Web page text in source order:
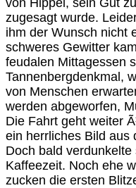
von Hippel, sein Gut
zugesagt wurde.
ihm der Wunsch nicht
schweres Gewitter
feudalen Mittagessen
Tannenbergdenkmal,
von Menschen
werden abgeworfen,
Die Fahrt geht weiter
ein herrliches Bild aus
Doch bald
Kaffeezeit. Noch ehe
zucken die ersten